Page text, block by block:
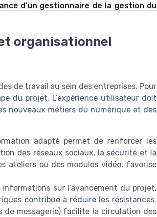
d’un gestionnaire de la gestion du
organisationnel
de travail au sein des entreprises. Pour
du projet. L’expérience utilisateur doit
nouveaux métiers du numérique et des
adapté permet de renforcer les
des réseaux sociaux, la sécurité et la
ateliers ou des modules vidéo, favorise
sur l’avancement du projet,
contribue à réduire les résistances.
de messagerie) facilite la circulation des